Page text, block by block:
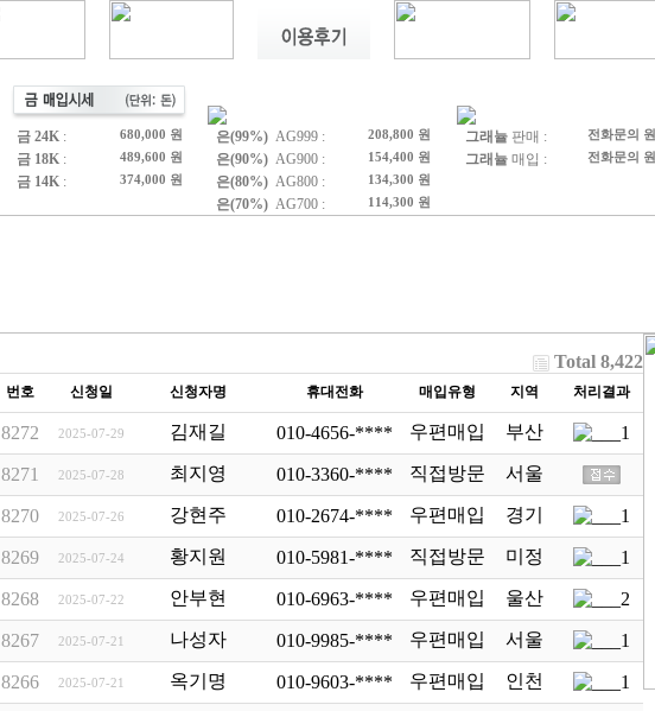
금 24K: 680,000 원
금 18K: 489,600 원
금 14K: 374,000 원
은(99%) AG999 : 208,800 원
은(90%) AG900 : 154,400 원
은(80%) AG800 : 134,300 원
은(70%) AG700 : 114,300 원
그래뉼 판매 : 전화문의 원
그래뉼 매입 : 전화문의 원
Total 8,422
번호 신청일 신청자명 휴대전화 매입유형 지역 처리결과
8272 2025-07-29 김재길 010-4656-**** 우편매입 부산
8271 2025-07-28 최지영 010-3360-**** 직접방문 서울
8270 2025-07-26 강현주 010-2674-**** 우편매입 경기
8269 2025-07-24 황지원 010-5981-**** 직접방문 미정
8268 2025-07-22 안부현 010-6963-**** 우편매입 울산
8267 2025-07-21 나성자 010-9985-**** 우편매입 서울
8266 2025-07-21 옥기명 010-9603-**** 우편매입 인천